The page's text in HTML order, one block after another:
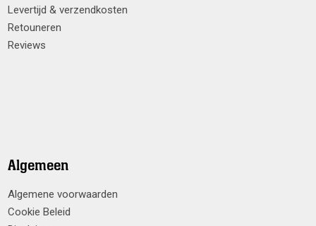
Levertijd & verzendkosten
Retouneren
Reviews
Algemeen
Algemene voorwaarden
Cookie Beleid